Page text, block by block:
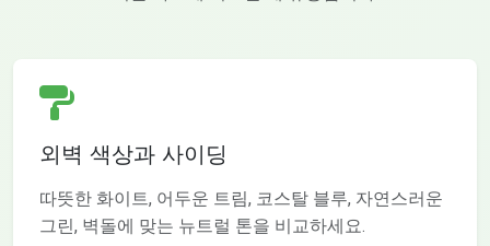
외벽 색상과 사이딩
따뜻한 화이트, 어두운 트림, 코스탈 블루, 자연스러운
그린, 벽돌에 맞는 뉴트럴 톤을 비교하세요.